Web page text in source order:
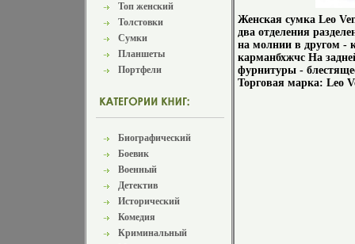
Топ женский
Толстовки
Сумки
Планшеты
Портфели
Биографический
Боевик
Военный
Детектив
Исторический
Комедия
Криминальный
Женская сумка Leo
два отделения
на молнии в другом -
карманбхжчс На
фурнитуры -
Торговая марка: Leo